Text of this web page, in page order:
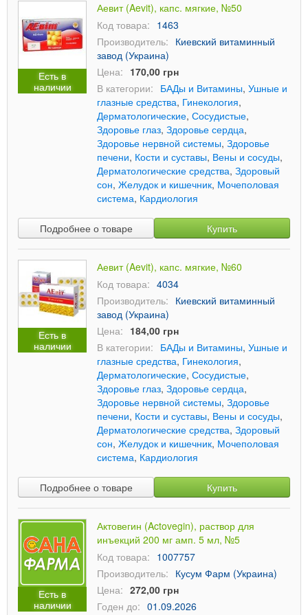
Есть в
наличии
Аевит (Aevit), капс. мягкие, №50
Код товара: 1463
Производитель: Киевский витаминный
завод (Украина)
Цена: 170,00 грн
В категории: БАДы и Витамины, Ушные и
глазные средства, Гинекология,
Дерматологические, Сосудистые,
Здоровье глаз, Здоровье сердца,
Здоровье нервной системы, Здоровье
печени, Кости и суставы, Вены и сосуды,
Дерматологические средства, Здоровый
сон, Желудок и кишечник, Мочеполовая
система, Кардиология
Подробнее о товаре Купить
Есть в
наличии
Аевит (Aevit), капс. мягкие, №60
Код товара: 4034
Производитель: Киевский витаминный
завод (Украина)
Цена: 184,00 грн
В категории: БАДы и Витамины, Ушные и
глазные средства, Гинекология,
Дерматологические, Сосудистые,
Здоровье глаз, Здоровье сердца,
Здоровье нервной системы, Здоровье
печени, Кости и суставы, Вены и сосуды,
Дерматологические средства, Здоровый
сон, Желудок и кишечник, Мочеполовая
система, Кардиология
Подробнее о товаре Купить
Есть в
наличии
Актовегин (Actovegin), раствор для
инъекций 200 мг амп. 5 мл, №5
Код товара: 1007757
Производитель: Кусум Фарм (Украина)
Цена: 272,00 грн
Годен до: 01.09.2026